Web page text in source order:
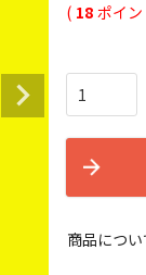
( 18 ポイ
商品につ